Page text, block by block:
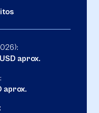
aprox.
aprox.